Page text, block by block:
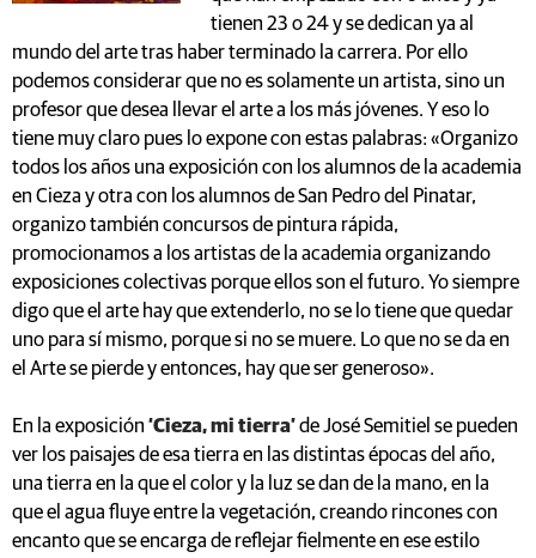
tienen 23 o 24 y se dedican ya al
mundo del arte tras haber terminado la carrera. Por ello
podemos considerar que no es solamente un artista, sino un
profesor que desea llevar el arte a los más jóvenes. Y eso lo
tiene muy claro pues lo expone con estas palabras: «Organizo
todos los años una exposición con los alumnos de la academia
en Cieza y otra con los alumnos de San Pedro del Pinatar,
organizo también concursos de pintura rápida,
promocionamos a los artistas de la academia organizando
exposiciones colectivas porque ellos son el futuro. Yo siempre
digo que el arte hay que extenderlo, no se lo tiene que quedar
uno para sí mismo, porque si no se muere. Lo que no se da en
el Arte se pierde y entonces, hay que ser generoso».
En la exposición ‘Cieza, mi tierra’de José Semitiel se pueden
ver los paisajes de esa tierra en las distintas épocas del año,
una tierra en la que el color y la luz se dan de la mano, en la
que el agua fluye entre la vegetación, creando rincones con
encanto que se encarga de reflejar fielmente en ese estilo